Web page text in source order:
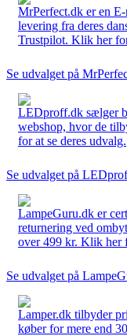
MrPerfect.dk er en
levering fra deres
Trustpilot. Klik her
Se udvalget på
LEDproff.dk sælger
webshop, hvor de
for at se deres udvalg.
Se udvalget på
LampeGuru.dk er
returnering ved
over 499 kr. Klik her
Se udvalget på
Lamper.dk tilbyder
køber for mere end